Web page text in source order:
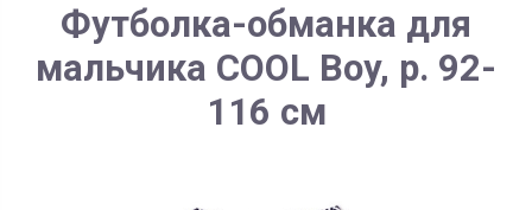
Футболка-обманка для
мальчика COOL Boy, р. 92-
116 см